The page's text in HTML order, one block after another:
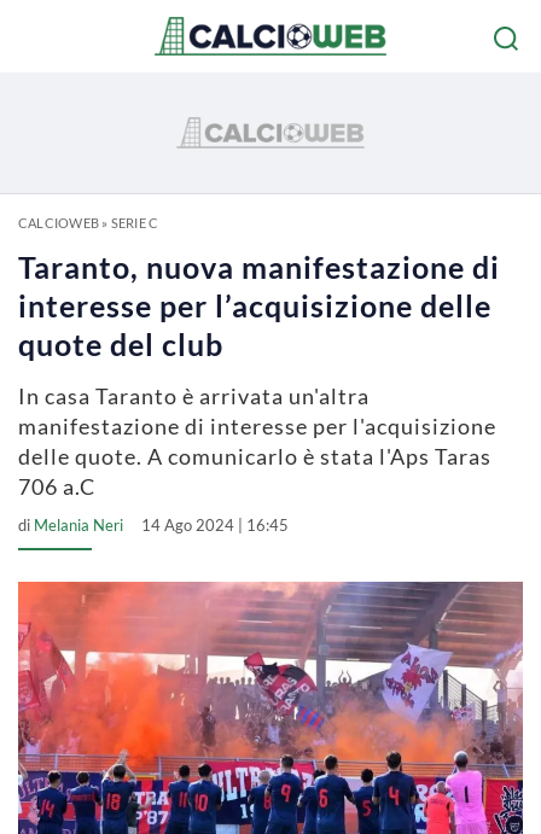
CALCIOWEB» SERIE C
Taranto, nuova manifestazione di
interesse per l’acquisizione delle
quote del club
In casa Taranto è arrivata un'altra
manifestazione di interesse per l'acquisizione
delle quote. A comunicarlo è stata l'Aps Taras
706 a.C
di Melania Neri 14 Ago 2024 | 16:45